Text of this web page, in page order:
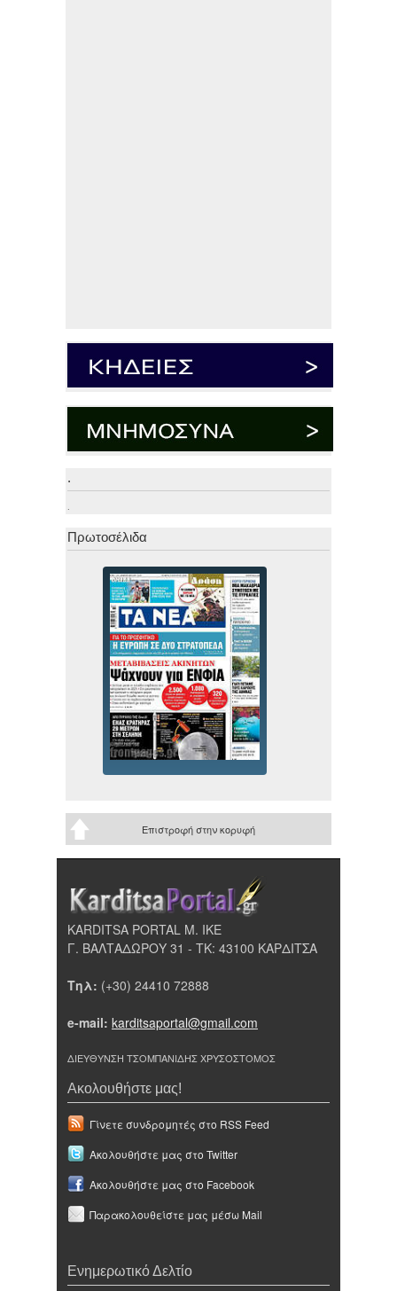
.
.
Πρωτοσέλιδα
Επιστροφή στην κορυφή
KARDITSA PORTAL Μ. ΙΚΕ
Γ. ΒΑΛΤΑΔΩΡΟΥ 31 - ΤΚ: 43100 ΚΑΡΔΙΤΣΑ
Τηλ: (+30) 24410 72888
e-mail: karditsaportal@gmail.com
ΔΙΕΥΘΥΝΣΗ ΤΣΟΜΠΑΝΙΔΗΣ ΧΡΥΣΟΣΤΟΜΟΣ
Ακολουθήστε μας!
Γίνετε συνδρομητές στο RSS Feed
Ακολουθήστε μας στο Twitter
Ακολουθήστε μας στο Facebook
Παρακολουθείστε μας μέσω Mail
Ενημερωτικό Δελτίο